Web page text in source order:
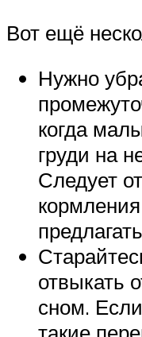
Вот ещё
Нужно
когда
груди на
Следует
отвыкать
сном.